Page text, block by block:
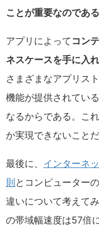
ことが重要なのである
アプリによって コン
ネスケースを手に入
さまざまなアプリス
機能が提供されてい
なるからである。こ
か実現できないことだ
最後に、 インターネ
則とコンピューター
違いについて考えて
の帯域幅速度は57倍